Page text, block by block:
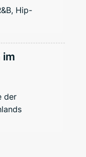
Hip-
im
der